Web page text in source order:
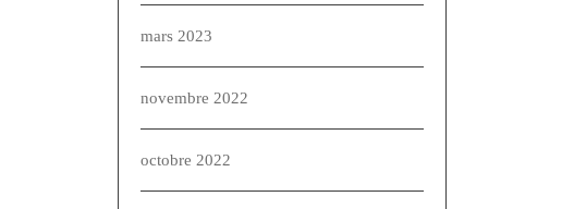
mars 2023
novembre 2022
octobre 2022